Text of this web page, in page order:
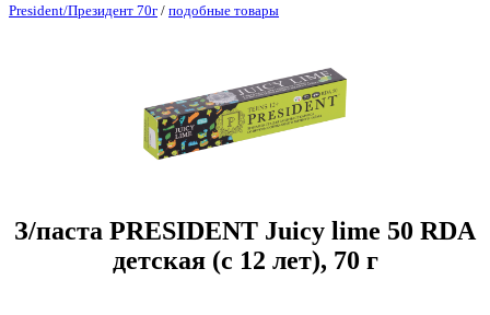
President/Президент 70г / подобные товары
З/паста PRESIDENT Juicy lime 50 RDA
детская (с 12 лет), 70 г